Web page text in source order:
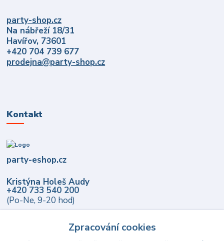
party-shop.cz
Na nábřeží 18/31
Havířov, 73601
+420 704 739 677
prodejna@party-shop.cz
Kontakt
party-eshop.cz
Kristýna Holeš Audy
+420 733 540 200
(Po-Ne, 9-20 hod)
Zpracování cookies